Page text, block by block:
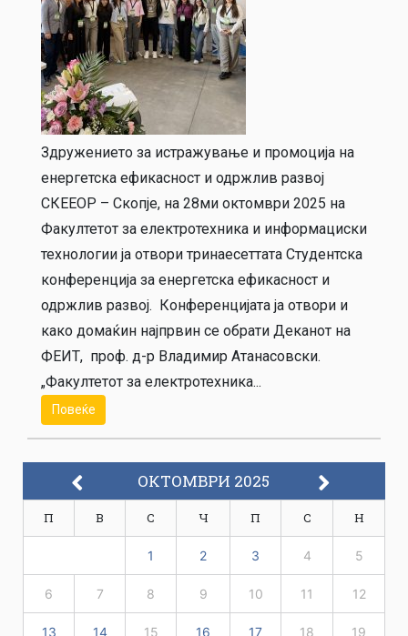
Здружението за истражување и промоција на
енергетска ефикасност и одржлив развој
СКЕЕОР – Скопје, на 28ми октомври 2025 на
Факултетот за електротехника и информациски
технологии ја отвори тринаесеттата Студентска
конференција за енергетска ефикасност и
одржлив развој. Конференцијата ја отвори и
како домаќин најпрвин се обрати Деканот на
ФЕИТ, проф. д-р Владимир Атанасовски.
„Факултетот за електротехника...
Повеќе
ОКТОМВРИ 2025
П В С Ч П С Н
1 2 3 4 5
6 7 8 9 10 11 12
13 14 15 16 17 18 19